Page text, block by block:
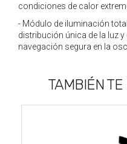
condiciones de calor
- Módulo de iluminación
distribución única de la luz
navegación segura en la
TAMBIÉN